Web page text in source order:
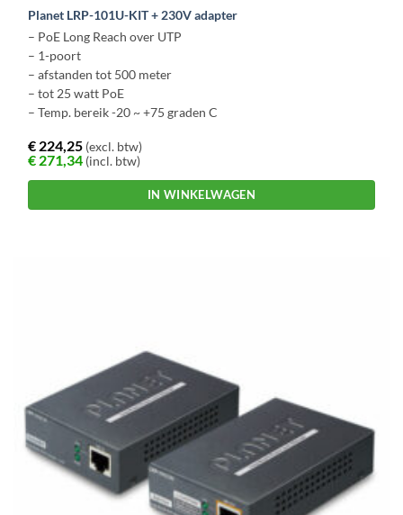
Planet LRP-101U-KIT + 230V adapter
– PoE Long Reach over UTP
– 1-poort
– afstanden tot 500 meter
– tot 25 watt PoE
– Temp. bereik -20 ~ +75 graden C
€ 224,25 (excl. btw)
€ 271,34 (incl. btw)
IN WINKELWAGEN